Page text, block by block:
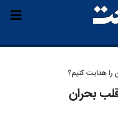
را هدایت کنیم؟
بحران